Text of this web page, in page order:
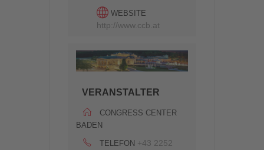
WEBSITE
http://www.ccb.at
VERANSTALTER
CONGRESS CENTER
BADEN
TELEFON +43 2252